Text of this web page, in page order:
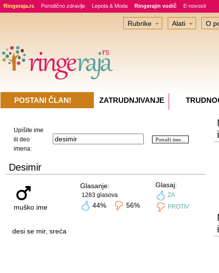
Ringeraja.rs Porodično zdravlje Lepota & Moda Ringerajin vodič E-novosti
Upišite ime
ili deo
imena:
Desimir
muško ime
Glasanje:
1283 glasova
44% 56%
Glasaj:
ZA
PROTIV
desi se mir, sreća
Rubrike Alati O
POSTANI ČLAN! ZATRUDNJIVANJE